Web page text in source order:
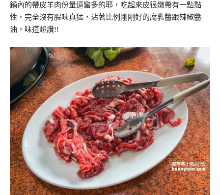
鍋內的帶皮羊肉份量還蠻多的耶，吃起來皮很嫩帶有一點黏
性，完全沒有腥味真猛，沾著比例剛剛好的腐乳醬跟辣椒醬
油，味道超讚!!